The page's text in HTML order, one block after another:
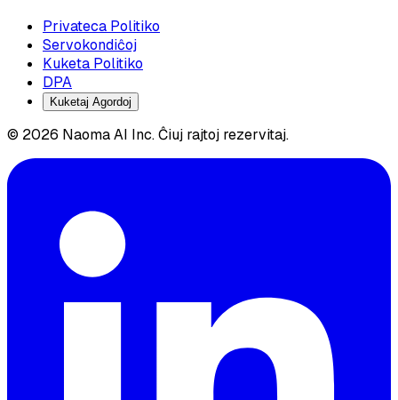
Privateca Politiko
Servokondiĉoj
Kuketa Politiko
DPA
Kuketaj Agordoj
© 2026 Naoma AI Inc. Ĉiuj rajtoj rezervitaj.